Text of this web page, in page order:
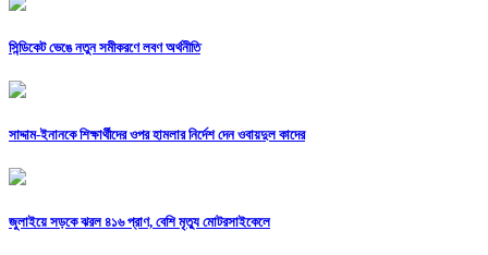
সিন্ডিকেট ভেঙে নতুন সমীকরণে লবণ অর্থনীতি
সাদ্দাম-ইনানকে শিক্ষার্থীদের ওপর হামলার নির্দেশ দেন ওবায়দুল কাদের
জুলাইয়ে সড়কে ঝরল ৪১৬ প্রাণ, বেশি মৃত্যু মোটরসাইকেলে